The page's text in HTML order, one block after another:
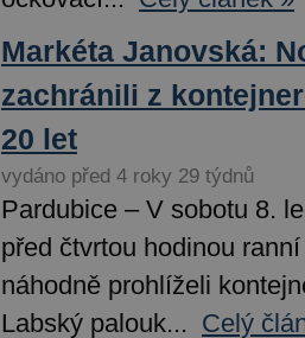
Markéta Janovská:
zachránili z
20 let
vydáno před 4 roky 29 týdnů
Pardubice – V sobotu 8.
před čtvrtou hodinou
náhodně prohlíželi
Labský palouk... Celý